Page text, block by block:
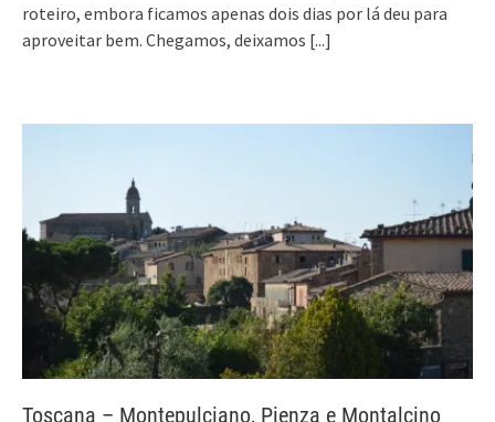
roteiro, embora ficamos apenas dois dias por lá deu para
aproveitar bem. Chegamos, deixamos [...]
Toscana – Montepulciano, Pienza e Montalcino